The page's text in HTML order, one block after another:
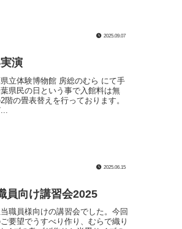
2025.09.07
演
立体験博物館 房総のむら にて手
県民の日という事で入館料は無
の畳表替えを行っております。
2025.06.15
員向け講習会2025
職員様向けの講習会でした。今回
要望でうすべり作り、むらで織り